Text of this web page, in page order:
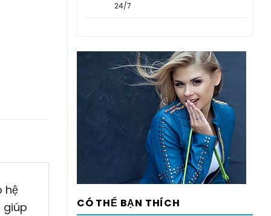
24/7
CÓ THỂ BẠN THÍCH
hệ
giúp